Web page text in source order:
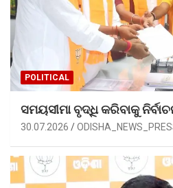
POLITICAL
ସମୟସୀମା ବୃଦ୍ଧି କରିବାକୁ
30.07.2026